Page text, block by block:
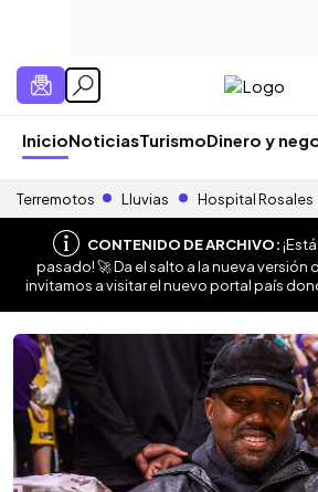
InicioNoticiasTurismoDinero y
Terremotos Lluvias Hospital Rosales
CONTENIDO DE ARCHIVO:
pasado! 🚀 Da el salto a la nueva versión
invitamos a visitar el nuevo portal país